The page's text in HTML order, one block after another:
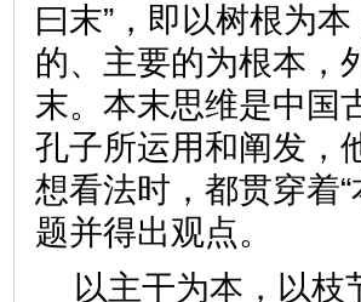
曰末”，即以树根为
的、主要的为根本，
末。本末思维是中国
孔子所运用和阐发，
想看法时，都贯穿着
题并得出观点。
以主干为本